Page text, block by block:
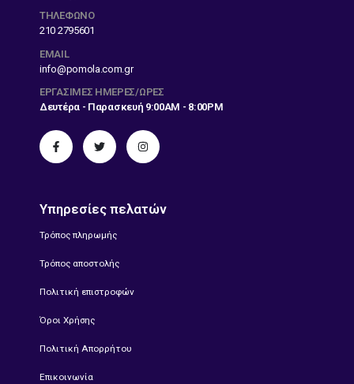
ΤΗΛΕΦΩΝΟ
210 2795601
EMAIL
info@pomola.com.gr
ΕΡΓΆΣΙΜΕΣ ΗΜΈΡΕΣ/ΏΡΕΣ
Δευτέρα - Παρασκευή 9:00AM - 8:00PM
Υπηρεσίες πελατών
Τρόπος πληρωμής
Τρόπος αποστολής
Πολιτική επιστροφών
Όροι Χρήσης
Πολιτική Απορρήτου
Επικοινωνία